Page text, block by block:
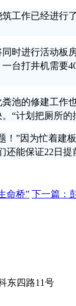
作已经进行了
进行活动板
台打井机需要
的修建工作也
“计划把厕所
因为忙着建板
还能保证22日
命桥” 下一篇：
东四路11号